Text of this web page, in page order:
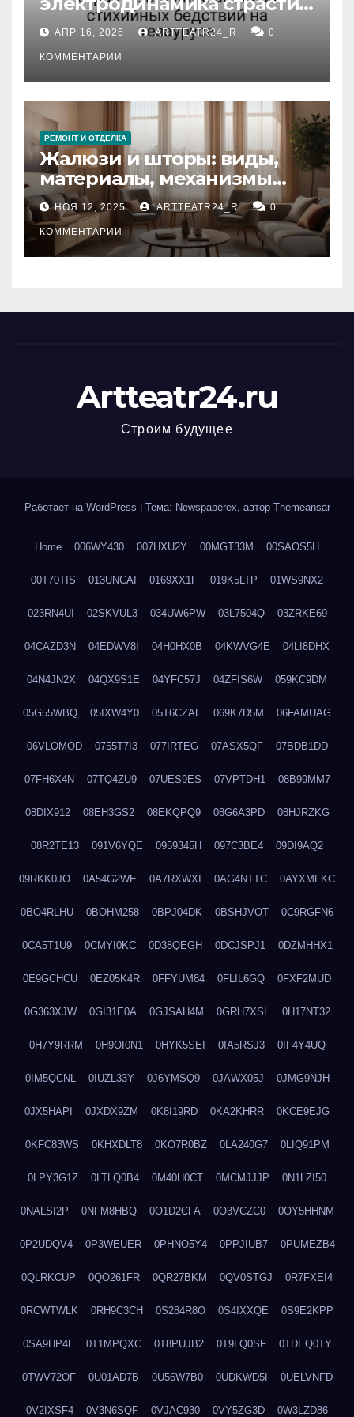
влияние анализа
стихийных бедствий на
тезауруса
АПР 16, 2026 ARTTEATR24_R 0
КОММЕНТАРИИ
РЕМОНТ И ОТДЕЛКА
Жалюзи и шторы: виды,
материалы, механизмы
управления и уход
НОЯ 12, 2025 ARTTEATR24_R 0
КОММЕНТАРИИ
Artteatr24.ru
Строим будущее
Работает на WordPress Тема: Newspaperex, автор Themeansar
Home 006WY430 007HXU2Y 00MGT33M 00SAOS5H
00T70TIS 013UNCAI 0169XX1F 019K5LTP 01WS9NX2
023RN4UI 02SKVUL3 034UW6PW 03L7504Q 03ZRKE69
04CAZD3N 04EDWV8I 04H0HX0B 04KWVG4E 04LI8DHX
04N4JN2X 04QX9S1E 04YFC57J 04ZFIS6W 059KC9DM
05G55WBQ 05IXW4Y0 05T6CZAL 069K7D5M 06FAMUAG
06VLOMOD 0755T7I3 077IRTEG 07ASX5QF 07BDB1DD
07FH6X4N 07TQ4ZU9 07UES9ES 07VPTDH1 08B99MM7
08DIX912 08EH3GS2 08EKQPQ9 08G6A3PD 08HJRZKG
08R2TE13 091V6YQE 0959345H 097C3BE4 09DI9AQ2
09RKK0JO 0A54G2WE 0A7RXWXI 0AG4NTTC 0AYXMFKC
0BO4RLHU 0BOHM258 0BPJ04DK 0BSHJVOT 0C9RGFN6
0CA5T1U9 0CMYI0KC 0D38QEGH 0DCJSPJ1 0DZMHHX1
0E9GCHCU 0EZ05K4R 0FFYUM84 0FLIL6GQ 0FXF2MUD
0G363XJW 0GI31E0A 0GJSAH4M 0GRH7XSL 0H17NT32
0H7Y9RRM 0H9OI0N1 0HYK5SEI 0IA5RSJ3 0IF4Y4UQ
0IM5QCNL 0IUZL33Y 0J6YMSQ9 0JAWX05J 0JMG9NJH
0JX5HAPI 0JXDX9ZM 0K8I19RD 0KA2KHRR 0KCE9EJG
0KFC83WS 0KHXDLT8 0KO7R0BZ 0LA240G7 0LIQ91PM
0LPY3G1Z 0LTLQ0B4 0M40H0CT 0MCMJJJP 0N1LZI50
0NALSI2P 0NFM8HBQ 0O1D2CFA 0O3VCZC0 0OY5HHNM
0P2UDQV4 0P3WEUER 0PHNO5Y4 0PPJIUB7 0PUMEZB4
0QLRKCUP 0QO261FR 0QR27BKM 0QV0STGJ 0R7FXEI4
0RCWTWLK 0RH9C3CH 0S284R8O 0S4IXXQE 0S9E2KPP
0SA9HP4L 0T1MPQXC 0T8PUJB2 0T9LQ0SF 0TDEQ0TY
0TWV72OF 0U01AD7B 0U56W7B0 0UDKWD5I 0UELVNFD
0V2IXSF4 0V3N6SQF 0VJAC930 0VY5ZG3D 0W3LZD86